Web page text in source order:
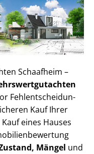
Schaafheim –
Fehl­ent­schei­dun­
Kauf Ihrer
eines Hauses
Mängel und